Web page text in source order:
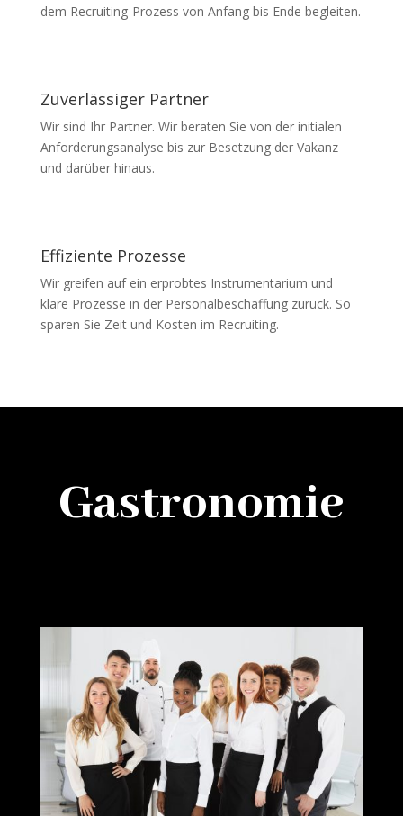
dem Recruiting-Prozess von Anfang bis Ende begleiten.
Zuverlässiger Partner
Wir sind Ihr Partner. Wir beraten Sie von der initialen
Anforderungsanalyse bis zur Besetzung der Vakanz
und darüber hinaus.
Effiziente Prozesse
Wir greifen auf ein erprobtes Instrumentarium und
klare Prozesse in der Personalbeschaffung zurück. So
sparen Sie Zeit und Kosten im Recruiting.
Gastronomie